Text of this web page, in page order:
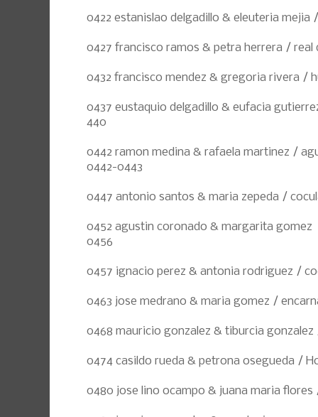
0422 estanislao delgadillo & eleuteria mejia
0427 francisco ramos & petra herrera / real
0432 francisco mendez & gregoria rivera /
0437 eustaquio delgadillo & eufacia
440
0442 ramon medina & rafaela martinez /
0442-0443
0447 antonio santos & maria zepeda /
0452 agustin coronado & margarita
0456
0457 ignacio perez & antonia rodriguez /
0463 jose medrano & maria gomez /
0468 mauricio gonzalez & tiburcia
0474 casildo rueda & petrona osegueda /
0480 jose lino ocampo & juana maria flores